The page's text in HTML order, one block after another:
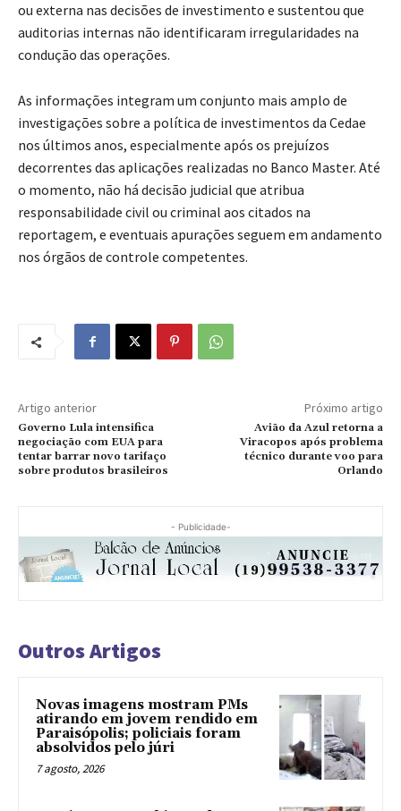
ou externa nas decisões de investimento e sustentou que
auditorias internas não identificaram irregularidades na
condução das operações.
As informações integram um conjunto mais amplo de
investigações sobre a política de investimentos da Cedae
nos últimos anos, especialmente após os prejuízos
decorrentes das aplicações realizadas no Banco Master. Até
o momento, não há decisão judicial que atribua
responsabilidade civil ou criminal aos citados na
reportagem, e eventuais apurações seguem em andamento
nos órgãos de controle competentes.
Artigo anterior
Governo Lula intensifica
negociação com EUA para
tentar barrar novo tarifaço
sobre produtos brasileiros
Próximo artigo
Avião da Azul retorna a
Viracopos após problema
técnico durante voo para
Orlando
- Publicidade-
Outros Artigos
Novas imagens mostram PMs
atirando em jovem rendido em
Paraisópolis; policiais foram
absolvidos pelo júri
7 agosto, 2026